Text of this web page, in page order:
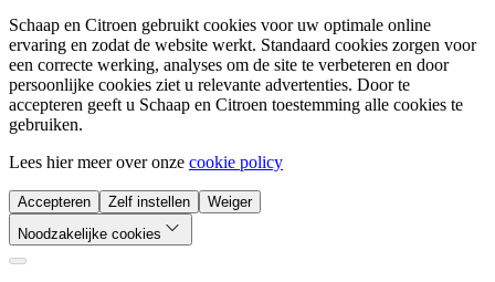
Schaap en Citroen gebruikt cookies voor uw optimale online
ervaring en zodat de website werkt. Standaard cookies zorgen voor
een correcte werking, analyses om de site te verbeteren en door
persoonlijke cookies ziet u relevante advertenties. Door te
accepteren geeft u Schaap en Citroen toestemming alle cookies te
gebruiken.
Lees hier meer over onze cookie policy
Accepteren Zelf instellen
Weiger
Noodzakelijke cookies